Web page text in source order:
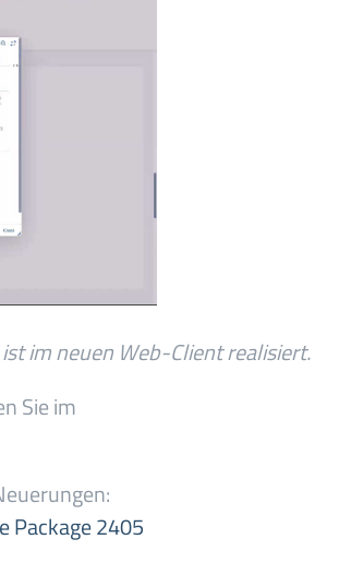
im neuen Web-Client realisiert.
Sie im
Package 2405